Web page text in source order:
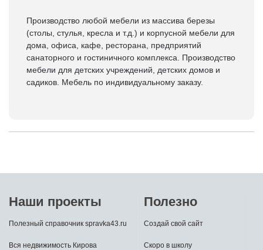
Производство любой мебели из массива березы
(столы, стулья, кресла и т.д.) и корпусной мебели для
дома, офиса, кафе, ресторана, предприятий
санаторного и гостиничного комплекса. Производство
мебели для детских учреждений, детских домов и
садиков. Мебель по индивидуальному заказу.
Наши проекты
Полезный справочник spravka43.ru
Вся недвижимость Кирова
Полезно
Создай свой сайт
Скоро в школу